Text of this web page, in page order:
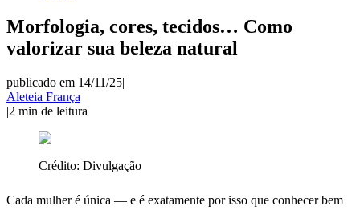
Morfologia, cores, tecidos… Como
valorizar sua beleza natural
publicado em 14/11/25|
Aleteia França
|2 min de leitura
Crédito: Divulgação
Cada mulher é única — e é exatamente por isso que conhecer bem